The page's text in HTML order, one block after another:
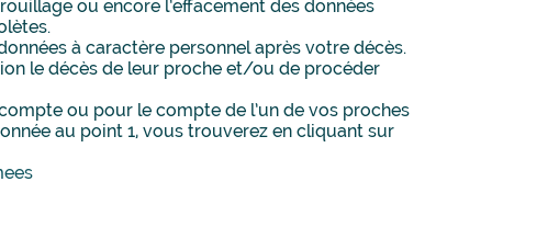
ou encore l’effacement des données
à caractère personnel après votre décès.
le décès de leur proche et/ou de procéder
ou pour le compte de l’un de vos proches
au point 1, vous trouverez en cliquant sur